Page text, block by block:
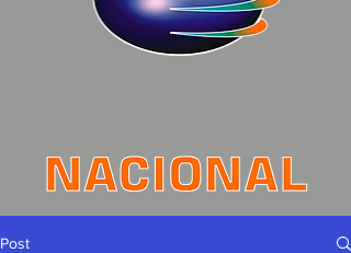
Post